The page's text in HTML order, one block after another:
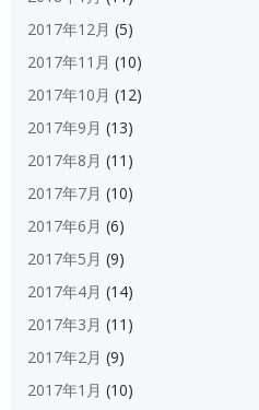
2017年12月 (5)
2017年11月 (10)
2017年10月 (12)
2017年9月 (13)
2017年8月 (11)
2017年7月 (10)
2017年6月 (6)
2017年5月 (9)
2017年4月 (14)
2017年3月 (11)
2017年2月 (9)
2017年1月 (10)